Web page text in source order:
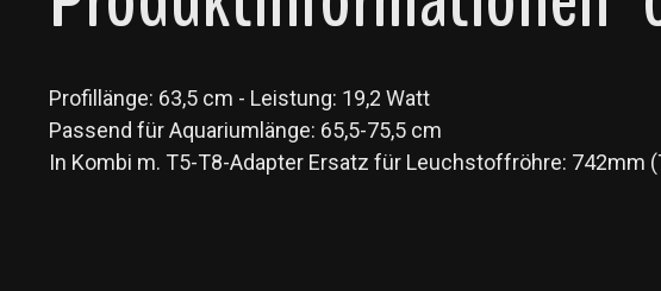
Profillänge: 63,5 cm - Leistung: 19,2 Watt
Passend für Aquariumlänge: 65,5-75,5 cm
In Kombi m. T5-T8-Adapter Ersatz für Leuchstoffröhre: 742mm